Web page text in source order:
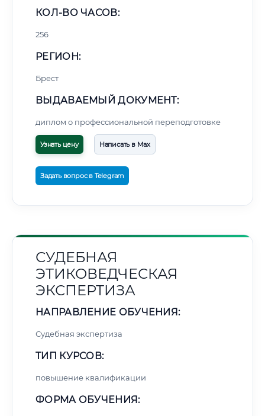
КОЛ-ВО ЧАСОВ:
256
РЕГИОН:
Брест
ВЫДАВАЕМЫЙ ДОКУМЕНТ:
диплом о профессиональной переподготовке
Узнать цену Написать в Max
Задать вопрос в Telegram
СУДЕБНАЯ
ЭТИКОВЕДЧЕСКАЯ
ЭКСПЕРТИЗА
НАПРАВЛЕНИЕ ОБУЧЕНИЯ:
Судебная экспертиза
ТИП КУРСОВ:
повышение квалификации
ФОРМА ОБУЧЕНИЯ: